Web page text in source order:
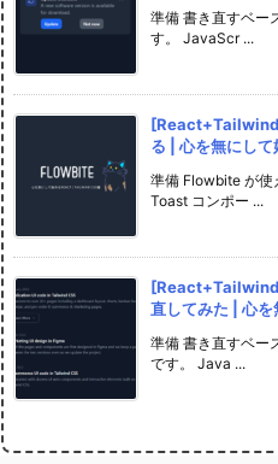
準備 書き直すベー
す。 JavaScr ...
る | 心を無にし
準備 Flowbite が使
Toast コンポー ...
直してみた | 心
準備 書き直すベー
です。 Java ...